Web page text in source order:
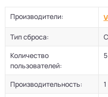
Производители:
Тип сброса:
Количество
пользователей:
5
Производительность:
1